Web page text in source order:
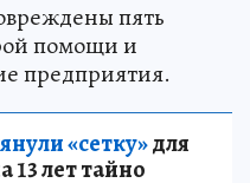
пять
помощи и
предприятия.
«сетку»для
13 лет тайно